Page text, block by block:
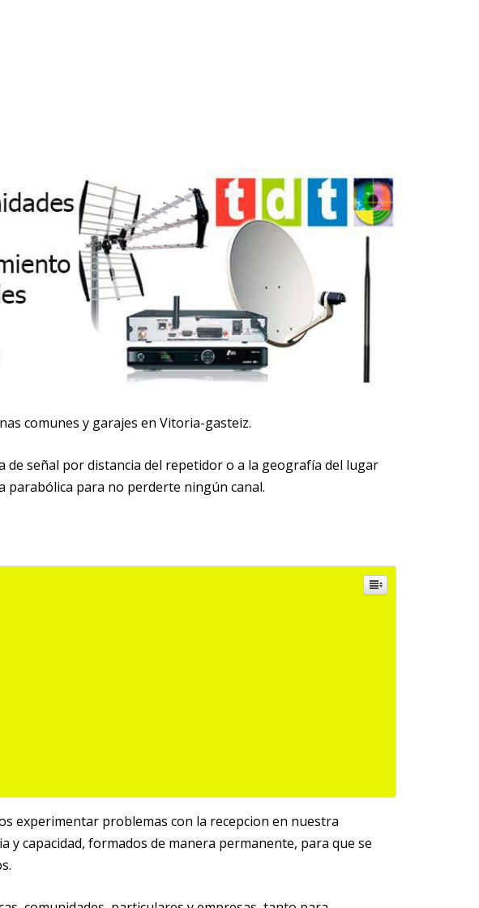
comunes y garajes en Vitoria-gasteiz.
señal por distancia del repetidor o a la geografía del lugar
parabólica para no perderte ningún canal.
experimentar problemas con la recepcion en nuestra
capacidad, formados de manera permanente, para que se